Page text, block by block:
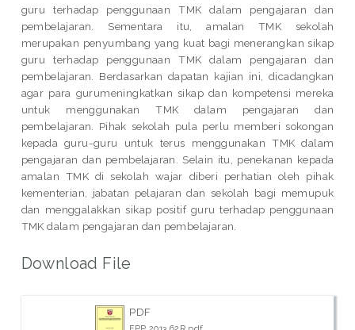
guru terhadap penggunaan TMK dalam pengajaran dan
pembelajaran. Sementara itu, amalan TMK sekolah
merupakan penyumbang yang kuat bagi menerangkan sikap
guru terhadap penggunaan TMK dalam pengajaran dan
pembelajaran. Berdasarkan dapatan kajian ini, dicadangkan
agar para gurumeningkatkan sikap dan kompetensi mereka
untuk menggunakan TMK dalam pengajaran dan
pembelajaran. Pihak sekolah pula perlu memberi sokongan
kepada guru-guru untuk terus menggunakan TMK dalam
pengajaran dan pembelajaran. Selain itu, penekanan kepada
amalan TMK di sekolah wajar diberi perhatian oleh pihak
kementerian, jabatan pelajaran dan sekolah bagi memupuk
dan menggalakkan sikap positif guru terhadap penggunaan
TMK dalam pengajaran dan pembelajaran.
Download File
PDF